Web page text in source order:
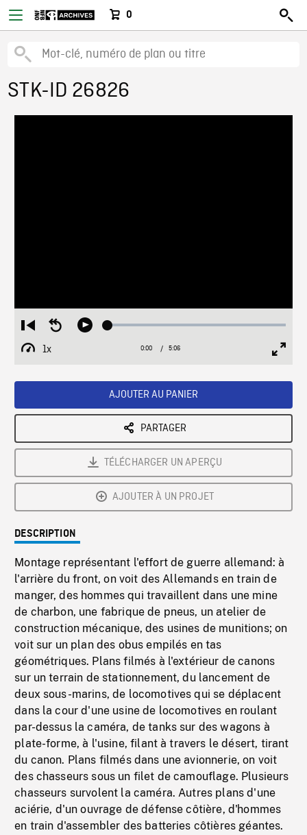
0
STK-ID 26826
Restart
from
beginning
Seek
Play Loaded:
1x
Playback
Current
0:00 / Duration
5:06
AJOUTER AU PANIER
PARTAGER
TÉLÉCHARGER UN APERÇU
AJOUTER À UN PROJET
DESCRIPTION
Montage représentant l'effort de guerre allemand: à
l'arrière du front, on voit des Allemands en train de
manger, des hommes qui travaillent dans une mine
de charbon, une fabrique de pneus, un atelier de
construction mécanique, des usines de munitions; on
voit sur un plan des obus empilés en tas
géométriques. Plans filmés à l'extérieur de canons
sur un terrain de stationnement, du lancement de
deux sous-marins, de locomotives qui se déplacent
dans la cour d'une usine de locomotives en roulant
par-dessus la caméra, de tanks sur des wagons à
plate-forme, à l'usine, filant à travers le désert, tirant
du canon. Plans filmés dans une avionnerie, on voit
des chasseurs sous un filet de camouflage. Plusieurs
chasseurs survolent la caméra. Autres plans d'une
aciérie, d'un ouvrage de défense côtière, d'hommes
en train d'assembler des batteries côtières géantes.